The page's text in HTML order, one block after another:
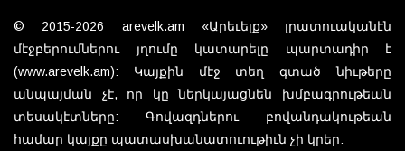
© 2015-2026 arevelk.am «Արեւելք» լրատուականէն
մէջբերումներու յղումը կատարելը պարտադիր է
(www.arevelk.am): Կայքին մէջ տեղ գտած նիւթերը
անպայման չէ, որ կը ներկայացնեն խմբագրութեան
տեսակէտները: Գովազդներու բովանդակութեան
համար կայքը պատասխանատուութիւն չի կրեր: